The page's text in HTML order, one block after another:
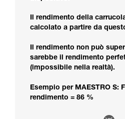
Il rendimento della
calcolato a partire da
Il rendimento non può
sarebbe il rendimento
(impossibile nella realtà).
Esempio per MAESTRO S:
rendimento = 86 %